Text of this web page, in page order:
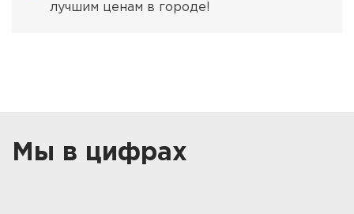
лучшим ценам в городе!
Мы в цифрах